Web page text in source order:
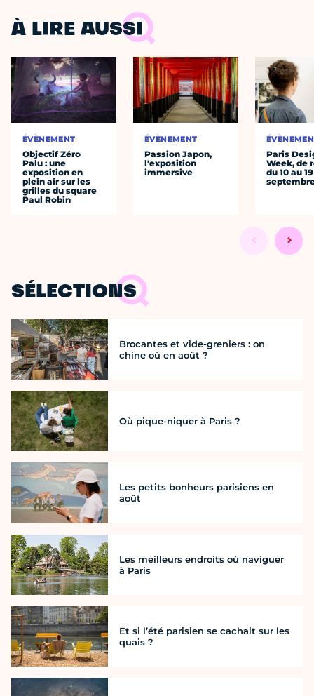
À LIRE AUSSI
ÉVÈNEMENT
Objectif Zéro
Palu : une
exposition en
plein air sur les
grilles du square
Paul Robin
ÉVÈNEMENT
Passion Japon,
l'exposition
immersive
Paris
Week, de
du 10 au 19
SÉLECTIONS
Brocantes et vide-greniers : on
chine où en août ?
Où pique-niquer à Paris ?
Les petits bonheurs parisiens en
août
Les meilleurs endroits où naviguer
à Paris
Et si l’été parisien se cachait sur les
quais ?